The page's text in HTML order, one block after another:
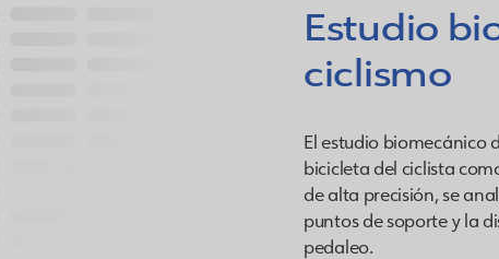
Estudio
ciclismo
El estudio biomecánico
bicicleta del ciclista
de alta precisión, se
puntos de soporte y la
pedaleo.